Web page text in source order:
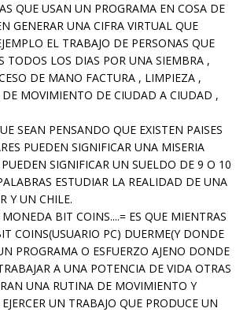
QUE USAN UN PROGRAMA EN COSA DE
GENERAR UNA CIFRA VIRTUAL QUE
EL TRABAJO DE PERSONAS QUE
TODOS LOS DIAS POR UNA SIEMBRA ,
DE MANO FACTURA , LIMPIEZA ,
DE MOVIMIENTO DE CIUDAD A CIUDAD ,
SEAN PENSANDO QUE EXISTEN PAISES
PUEDEN SIGNIFICAR UNA MISERIA
SIGNIFICAR UN SUELDO DE 9 O 10
ESTUDIAR LA REALIDAD DE UNA
Y UN CHILE.
BIT COINS....= ES QUE MIENTRAS
COINS(USUARIO PC) DUERME(Y DONDE
PROGRAMA O ESFUERZO AJENO DONDE
A UNA POTENCIA DE VIDA OTRAS
UNA RUTINA DE MOVIMIENTO Y
UN TRABAJO QUE PRODUCE UN